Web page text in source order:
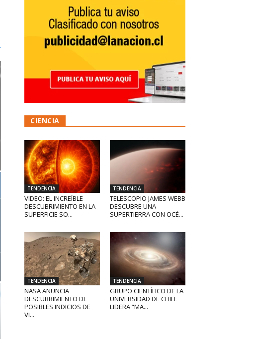
CIENCIA
TENDENCIA
VIDEO: EL INCREÍBLE
DESCUBRIMIENTO EN LA
SUPERFICIE SO...
TENDENCIA
TELESCOPIO JAMES WEBB
DESCUBRE UNA
SUPERTIERRA CON OCÉ...
TENDENCIA
NASA ANUNCIA
DESCUBRIMIENTO DE
POSIBLES INDICIOS DE
VI...
TENDENCIA
GRUPO CIENTÍFICO DE LA
UNIVERSIDAD DE CHILE
LIDERA “MA...